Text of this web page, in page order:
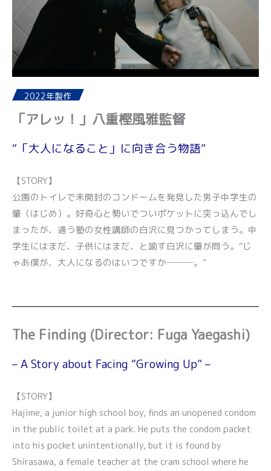
2022年製作
「アレッ！」八重樫風雅監督
“「大人になること」に向き合う物語”
【STORY】
公園のトイレで未開封のコンドームを発見した男子中学生の
肇（はじめ）。好奇心と勢いでついポケットに突っ込んでし
まったが、通う塾の女性講師の白沢に見つかってしまう。中
学生にはまだ、子供にはまだ、と諭す白沢に肇が問う。“じ
ゃあ僕が、大人になるのはいつですか───。”
The Finding (Director: Fuga Yaegashi)
– A Story about Facing “Growing Up” –
【STORY】
Hajime, a junior high school boy, finds an unopened condom
in the public toilet at a park. He puts the condom packet
into his pocket unintentionally, but it is found by
Shirasawa, a female teacher at the cram school where he